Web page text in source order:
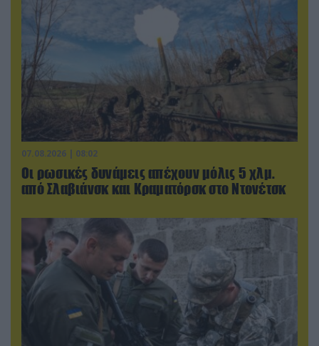
07.08.2026 | 08:02
Οι ρωσικές δυνάμεις απέχουν μόλις 5 χλμ.
από Σλαβιάνσκ και Κραματόρσκ στο Ντονέτσκ